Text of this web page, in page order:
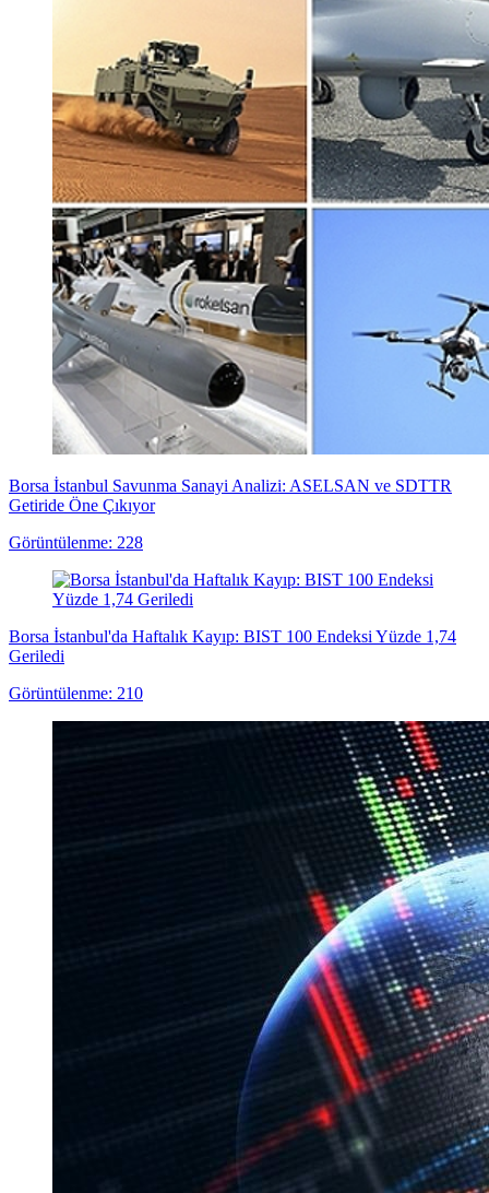
Borsa İstanbul Savunma Sanayi Analizi: ASELSAN ve SDTTR
Getiride Öne Çıkıyor
Görüntülenme: 228
Borsa İstanbul'da Haftalık Kayıp: BIST 100 Endeksi Yüzde 1,74
Geriledi
Görüntülenme: 210